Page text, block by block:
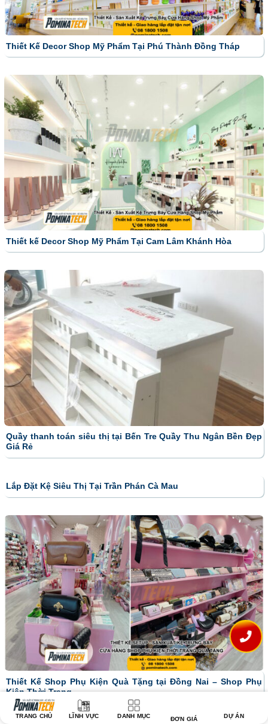
Thiết Kế Decor Shop Mỹ Phẩm Tại Phú Thành Đồng Tháp
Thiết kế Decor Shop Mỹ Phẩm Tại Cam Lâm Khánh Hòa
Quầy thanh toán siêu thị tại Bến Tre Quầy Thu Ngân Bền Đẹp
Giá Rẻ
Lắp Đặt Kệ Siêu Thị Tại Trần Phán Cà Mau
Thiết Kế Shop Phụ Kiện Quà Tặng tại Đồng Nai – Shop Phụ
Kiện Thời Trang
TRANG CHỦ LĨNH VỰC DANH MỤC ĐƠN GIÁ DỰ ÁN